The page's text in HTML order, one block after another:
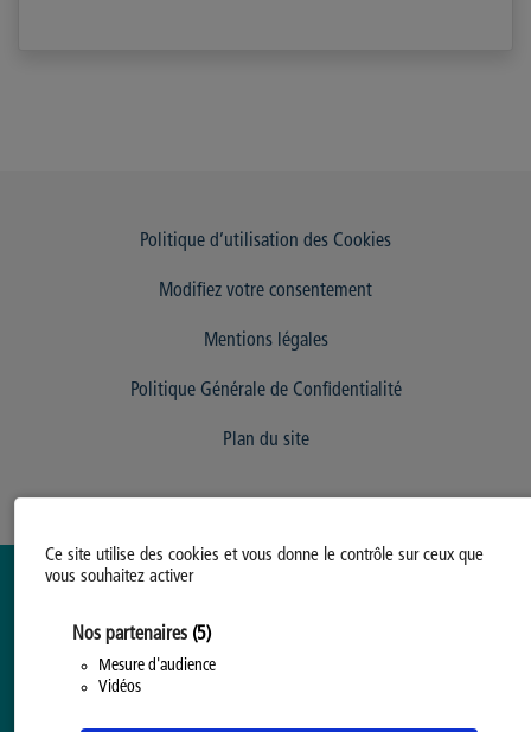
Ce site utilise des cookies et vous donne le contrôle sur ceux que
vous souhaitez activer
Nos partenaires (5)
Mesure d'audience
Vidéos
Politique d’utilisation des Cookies
Modifiez votre consentement
Mentions légales
Politique Générale de Confidentialité
Plan du site